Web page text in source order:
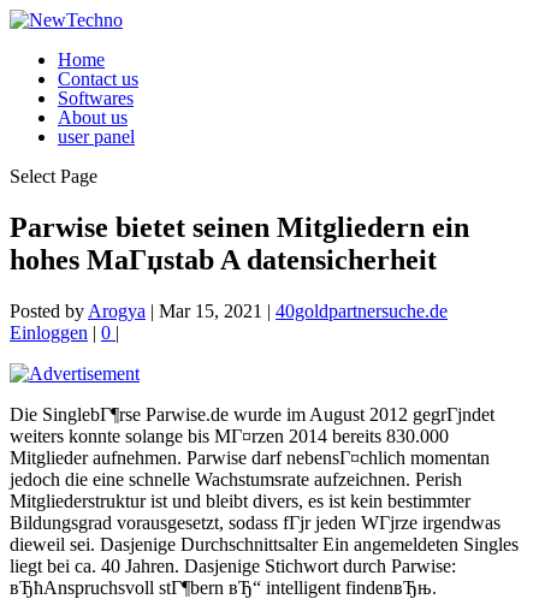
Home
Contact us
Softwares
About us
user panel
Select Page
Parwise bietet seinen Mitgliedern ein
hohes MaГџstab A datensicherheit
Posted by Arogya | Mar 15, 2021 | 40goldpartnersuche.de
Einloggen | 0 |
Die SinglebГ¶rse Parwise.de wurde im August 2012 gegrГјndet
weiters konnte solange bis MГ¤rzen 2014 bereits 830.000
Mitglieder aufnehmen. Parwise darf nebensГ¤chlich momentan
jedoch die eine schnelle Wachstumsrate aufzeichnen. Perish
Mitgliederstruktur ist und bleibt divers, es ist kein bestimmter
Bildungsgrad vorausgesetzt, sodass fГјr jeden WГјrze irgendwas
dieweil sei. Dasjenige Durchschnittsalter Ein angemeldeten Singles
liegt bei ca. 40 Jahren. Dasjenige Stichwort durch Parwise:
вЂћAnspruchsvoll stГ¶bern вЂ“ intelligent findenвЂњ.